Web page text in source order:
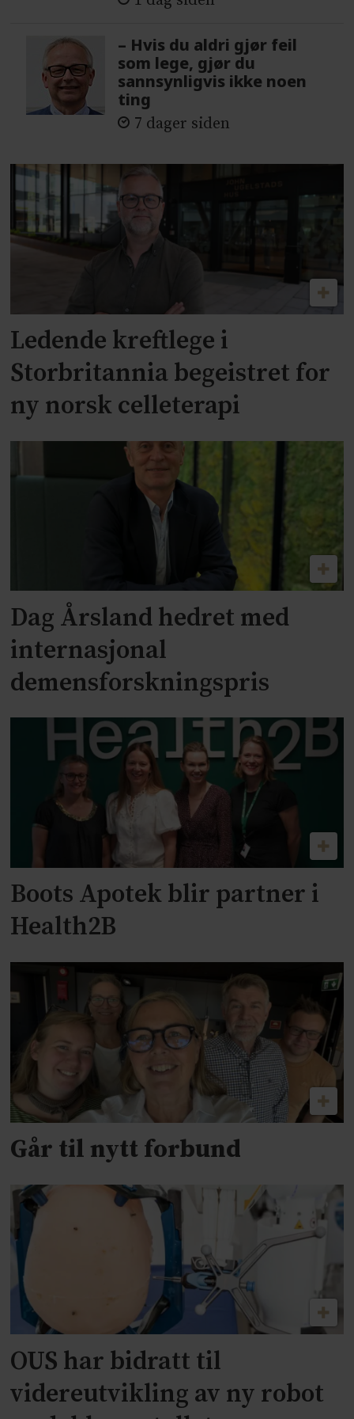
– Hvis du aldri gjør feil
som lege, gjør du
sannsynligvis ikke noen
ting
7 dager siden
Ledende kreftlege i
Storbritannia begeistret for
ny norsk celleterapi
Dag Årsland hedret med
internasjonal
demensforskningspris
Boots Apotek blir partner i
Health2B
Går til nytt forbund
OUS har bidratt til
videreutvikling av ny robot